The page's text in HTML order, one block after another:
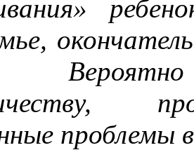
Вероятно
проблемы